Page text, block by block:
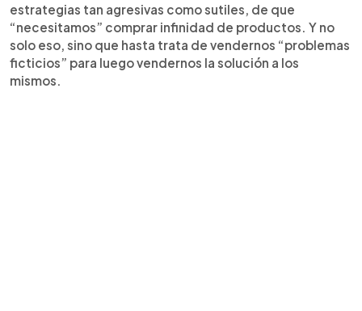
estrategias tan agresivas como sutiles, de que
“necesitamos” comprar infinidad de productos. Y no
solo eso, sino que hasta trata de vendernos “problemas
ficticios” para luego vendernos la solución a los
mismos.